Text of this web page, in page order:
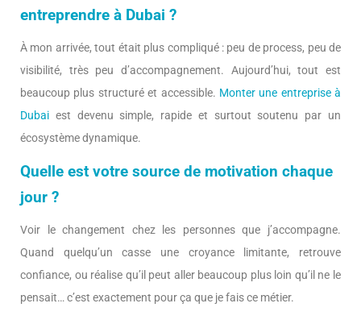
entreprendre à Dubai ?
À mon arrivée, tout était plus compliqué : peu de process, peu de
visibilité, très peu d’accompagnement. Aujourd’hui, tout est
beaucoup plus structuré et accessible. Monter une entreprise à
Dubai est devenu simple, rapide et surtout soutenu par un
écosystème dynamique.
Quelle est votre source de motivation chaque
jour ?
Voir le changement chez les personnes que j’accompagne.
Quand quelqu’un casse une croyance limitante, retrouve
confiance, ou réalise qu’il peut aller beaucoup plus loin qu’il ne le
pensait… c’est exactement pour ça que je fais ce métier.